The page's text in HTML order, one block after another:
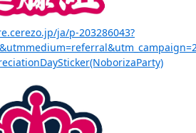
ja/p-203286043?